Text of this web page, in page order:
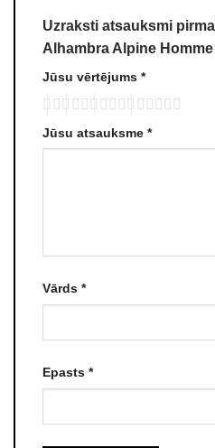
Uzraksti atsauksmi
Alhambra Alpine
Jūsu vērtējums *
Jūsu atsauksme *
Vārds *
Epasts *